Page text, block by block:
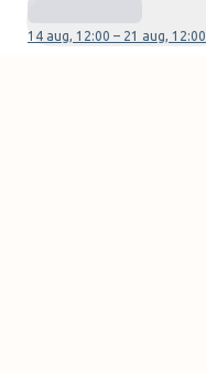
14 aug, 12:00 – 21 aug, 12:00